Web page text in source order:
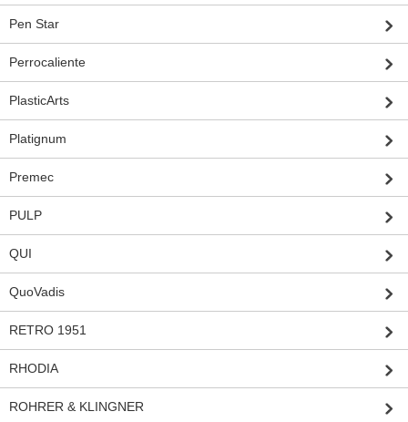
Pen Star
Perrocaliente
PlasticArts
Platignum
Premec
PULP
QUI
QuoVadis
RETRO 1951
RHODIA
ROHRER & KLINGNER